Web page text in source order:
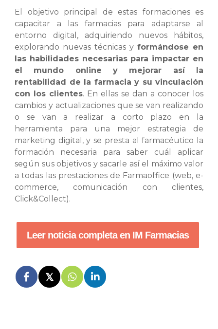
El objetivo principal de estas formaciones es
capacitar a las farmacias para adaptarse al
entorno digital, adquiriendo nuevos hábitos,
explorando nuevas técnicas y formándose en
las habilidades necesarias para impactar en
el mundo online y mejorar así la
rentabilidad de la farmacia y su vinculación
con los clientes. En ellas se dan a conocer los
cambios y actualizaciones que se van realizando
o se van a realizar a corto plazo en la
herramienta para una mejor estrategia de
marketing digital, y se presta al farmacéutico la
formación necesaria para saber cuál aplicar
según sus objetivos y sacarle así el máximo valor
a todas las prestaciones de Farmaoffice (web, e-
commerce, comunicación con clientes,
Click&Collect).
Leer noticia completa en IM Farmacias